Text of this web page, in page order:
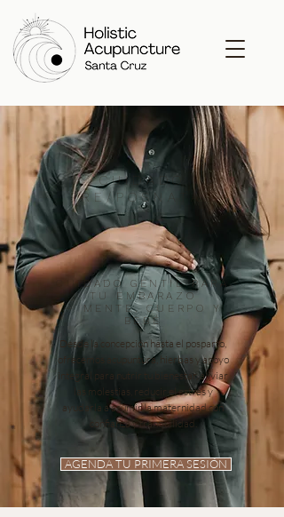
CUIDADO
PRE/POSNATAL
CUIDADO GENTIL PARA
TU EMBARAZO
— MENTE, CUERPO Y
BEBÉ
Desde la concepción hasta el posparto,
ofrecemos acupuntura, hierbas y apoyo
integral para nutrir tu bienestar, aliviar
las molestias, reducir el estrés y
ayudarla a asumir la maternidad con
confianza y tranquilidad.
AGENDA TU PRIMERA SESIÓN